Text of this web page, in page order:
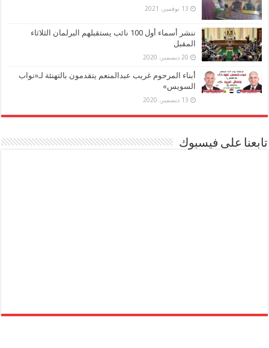
13 نوفمبر، 2021
ننشر أسماء أول 100 نائب يستقبلهم البرلمان الثلاثاء
المقبل
20 ديسمبر، 2020
أبناء المرحوم غريب عبدالمنعم يتقدمون بالتهنئة لـ«نواب
السويس»
13 ديسمبر، 2020
تابعنا على فيسبوك